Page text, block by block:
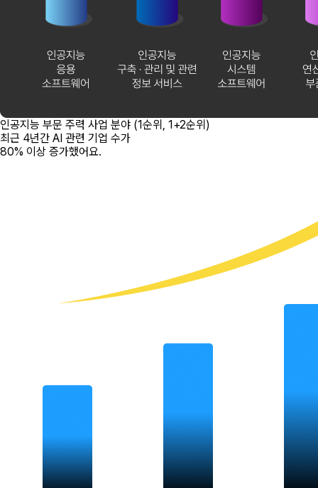
인공지능 부문 주력 사업 분야 (1순위, 1+2순위)
최근 4년간 AI 관련 기업 수가
80% 이상 증가했어요.